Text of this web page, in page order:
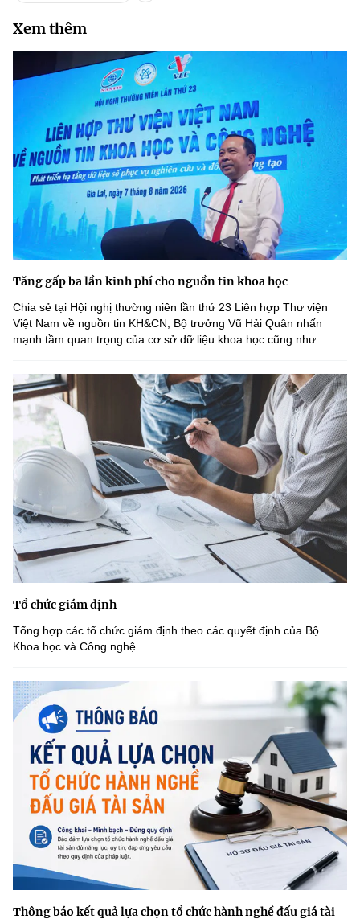
Xem thêm
Tăng gấp ba lần kinh phí cho nguồn tin khoa học
Chia sẻ tại Hội nghị thường niên lần thứ 23 Liên hợp Thư viện
Việt Nam về nguồn tin KH&CN, Bộ trưởng Vũ Hải Quân nhấn
mạnh tầm quan trọng của cơ sở dữ liệu khoa học cũng như...
Tổ chức giám định
Tổng hợp các tổ chức giám định theo các quyết định của Bộ
Khoa học và Công nghệ.
Thông báo kết quả lựa chọn tổ chức hành nghề đấu giá tài